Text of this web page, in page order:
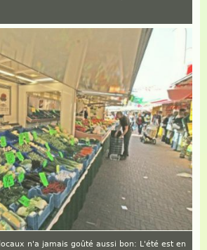
n'a jamais goûté aussi bon: L'été est en